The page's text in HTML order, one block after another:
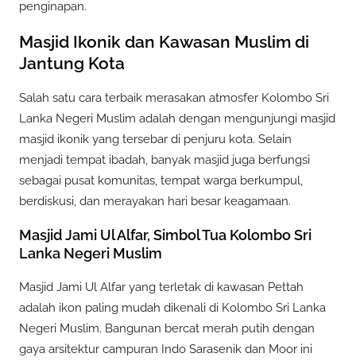
penginapan.
Masjid Ikonik dan Kawasan Muslim di
Jantung Kota
Salah satu cara terbaik merasakan atmosfer Kolombo Sri
Lanka Negeri Muslim adalah dengan mengunjungi masjid
masjid ikonik yang tersebar di penjuru kota. Selain
menjadi tempat ibadah, banyak masjid juga berfungsi
sebagai pusat komunitas, tempat warga berkumpul,
berdiskusi, dan merayakan hari besar keagamaan.
Masjid Jami Ul Alfar, Simbol Tua Kolombo Sri
Lanka Negeri Muslim
Masjid Jami Ul Alfar yang terletak di kawasan Pettah
adalah ikon paling mudah dikenali di Kolombo Sri Lanka
Negeri Muslim. Bangunan bercat merah putih dengan
gaya arsitektur campuran Indo Sarasenik dan Moor ini